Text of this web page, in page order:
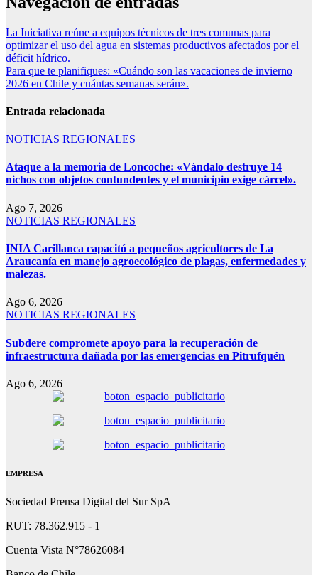
La Iniciativa reúne a equipos técnicos de tres comunas para
optimizar el uso del agua en sistemas productivos afectados por el
déficit hídrico.
Para que te planifiques: «Cuándo son las vacaciones de invierno
2026 en Chile y cuántas semanas serán».
Entrada relacionada
NOTICIAS REGIONALES
Ataque a la memoria de Loncoche: «Vándalo destruye 14
nichos con objetos contundentes y el municipio exige cárcel».
Ago 7, 2026
NOTICIAS REGIONALES
INIA Carillanca capacitó a pequeños agricultores de La
Araucanía en manejo agroecológico de plagas, enfermedades y
malezas.
Ago 6, 2026
NOTICIAS REGIONALES
Subdere compromete apoyo para la recuperación de
infraestructura dañada por las emergencias en Pitrufquén
Ago 6, 2026
EMPRESA
Sociedad Prensa Digital del Sur SpA
RUT: 78.362.915 - 1
Cuenta Vista N°78626084